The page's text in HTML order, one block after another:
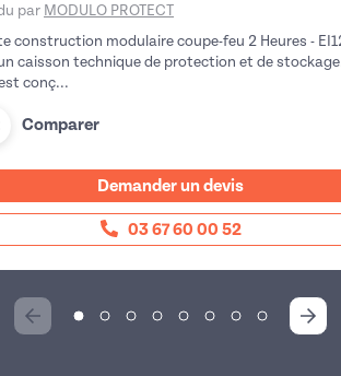
par MODULO PROTECT
construction modulaire coupe-feu 2 Heures -
caisson technique de protection et de
conç...
Comparer
Demander un devis
03 67 60 00 52